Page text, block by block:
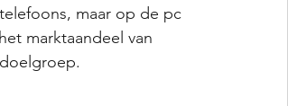
maar op de pc
marktaandeel van